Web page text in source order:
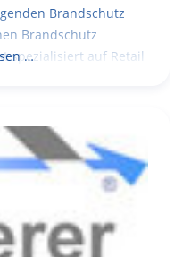
Brandschutz
Brandschutz
spezialisiert auf Retail
…